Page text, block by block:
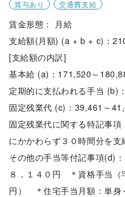
賞与あり 交通費支給
賃金形態： 月給
支給額(月額) (a + b + c)：
[支給額の内訳]
基本給 (a)：171,520～
定期的に支払われる手当 (b)
固定残業代 (c)：39,461～
固定残業代に関する特記事
にかかわらず３０時間分を支
その他の手当等付記事項(d)
８，１４０円 ＊資格手当（
円） ＊住宅手当月額：単身